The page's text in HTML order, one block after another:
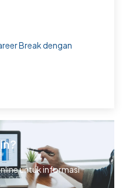
Break dengan
untuk informasi